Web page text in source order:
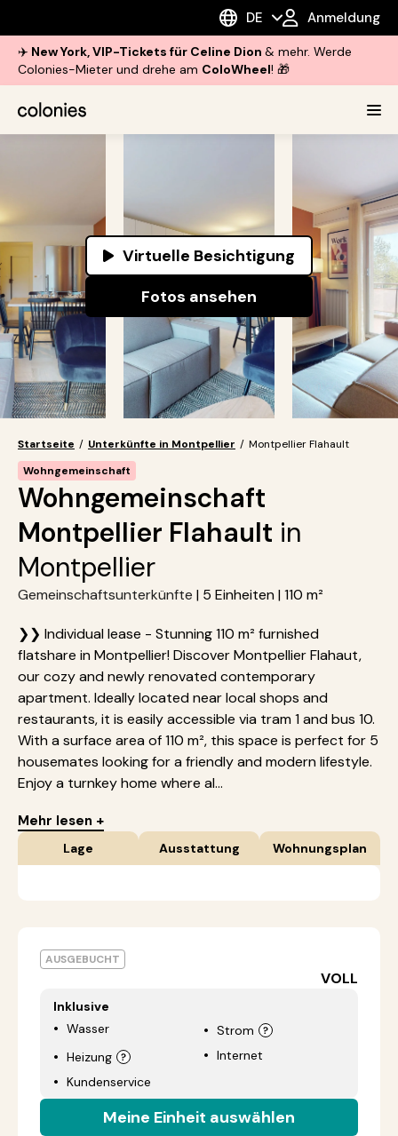
DE Anmeldung
✈️ New York, VIP-Tickets für Celine Dion & mehr. Werde
Colonies-Mieter und drehe am ColoWheel! 🎁
Virtuelle Besichtigung
Fotos ansehen
Startseite / Unterkünfte in Montpellier / Montpellier Flahault
Wohngemeinschaft
Wohngemeinschaft
Montpellier Flahault in
Montpellier
Gemeinschaftsunterkünfte | 5 Einheiten | 110 m²
❯❯ Individual lease - Stunning 110 m² furnished
flatshare in Montpellier! Discover Montpellier Flahaut,
our cozy and newly renovated contemporary
apartment. Ideally located near local shops and
restaurants, it is easily accessible via tram 1 and bus 10.
With a surface area of 110 m², this space is perfect for 5
housemates looking for a friendly and modern lifestyle.
Enjoy a turnkey home where al...
Mehr lesen +
Lage Ausstattung Wohnungsplan
AUSGEBUCHT
VOLL
Inklusive
Wasser
Strom
Heizung
Internet
Kundenservice
Meine Einheit auswählen